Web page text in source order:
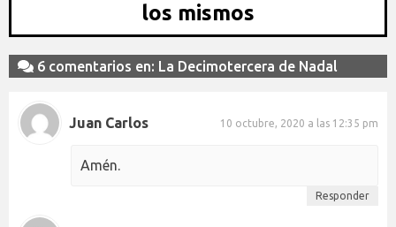
los mismos
6 comentarios en: La Decimotercera de Nadal
Juan Carlos 10 octubre, 2020 a las 12:35 pm
Amén.
Responder